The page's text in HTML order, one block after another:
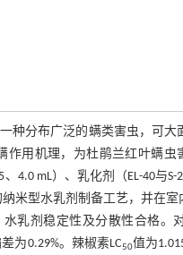
一种分布广泛的螨类害虫，
用机理，为杜鹃兰红叶螨
、4.0 mL）、乳化剂（EL-
米型水乳剂制备工艺，并在
乳剂稳定性及分散性合格
为0.29%。辣椒素LC50值为